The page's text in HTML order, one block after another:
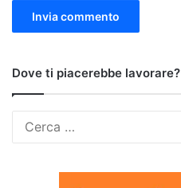
Dove ti piacerebbe lavorare?